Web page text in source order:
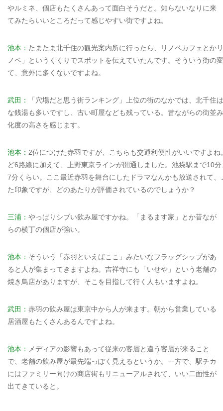
やルミネ、個店もたくさんあって面白そうだと。知らないなりに来
てみたらいいところだって感じやすい街ですよね。
池本： たまたま北千住の観光案内所に行ったら、リノベカフェとか
ノベ」というくくりでスポットを伝えていたんです。そういう街の
て、意外に多くないですよね。
武田：
「穴場だと思う街ランキング」上位の街のなかでは、北千住
な銭湯も多いですし、古い町屋なども残っている。昔ながらの街並
化度の高さを感じます。
池本： 2位につけた赤羽ですが、こちらも交通利便性がいいですよ
ど6路線に加えて、上野東京ラインが開通しました。池袋駅まで10
7分くらい。ここ最近赤羽を舞台にしたドラマなんかも放送されて
た印象ですが、どのあたりが評価されているのでしょうか？
三浦： やっぱりシブい飲み屋ですかね。「まるます家」とか昔なが
らの横丁の個店が強い。
池本： そういう「赤羽といえばここ」みたいなフラッグシップがあ
ると人が集まってきますよね。吉祥寺にも「いせや」という老舗の
焼き鳥店がありますが、そこを目指して行く人もいますよね。
武田： 赤羽の飲み屋は東京中から人が来ます。朝から営業している
居酒屋もたくさんあるんですよね。
池本：
メディアの影響もあって従来の客層と違う客層が来ること
で、老舗の飲み屋が最先端っぽく見えるというか。一方で、駅チカ
にはファミリー向けの商店街もリニューアルされて、いい二面性が
出てきていると。